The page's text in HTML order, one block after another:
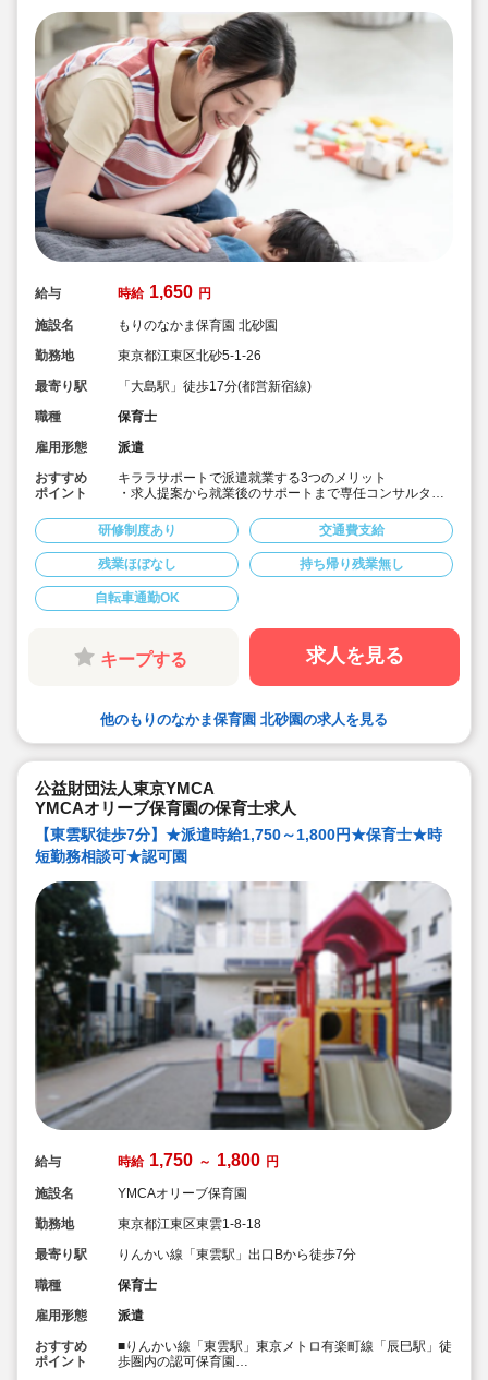
給与 時給 1,650 円
施設名
もりのなかま保育園 北砂園
勤務地
東京都江東区北砂5-1-26
最寄り駅
「大島駅」徒歩17分(都営新宿線)
職種
保育士
雇用形態
派遣
おすすめ
ポイント
キララサポートで派遣就業する3つのメリット
・求人提案から就業後のサポートまで専任コンサルタン
・手当や福利厚生については当社独自のサービスもご用
意しています♪
・保育園も運営している会社だからこそ保育士目線に立
ったサポートに定評があります勤務条件など、お気軽に
ご相談ください♪
☆キララサポートはお仕事探しから入職後のフォローま
でしっかりサポートいたします☆
研修制度あり 交通費支給
残業ほぼなし 持ち帰り残業無し
自転車通勤OK
キープする 求人を見る
他のもりのなかま保育園 北砂園の求人を見る
公益財団法人東京YMCA
YMCAオリーブ保育園の保育士求人
【東雲駅徒歩7分】★派遣時給1,750～1,800円★保育士★時
短勤務相談可★認可園
給与 時給 1,750 ～ 1,800 円
施設名
YMCAオリーブ保育園
勤務地
東京都江東区東雲1-8-18
最寄り駅
りんかい線「東雲駅」出口Bから徒歩7分
職種
保育士
雇用形態
派遣
おすすめ
ポイント
■りんかい線「東雲駅」東京メトロ有楽町線「辰巳駅」徒
歩圏内の認可保育園